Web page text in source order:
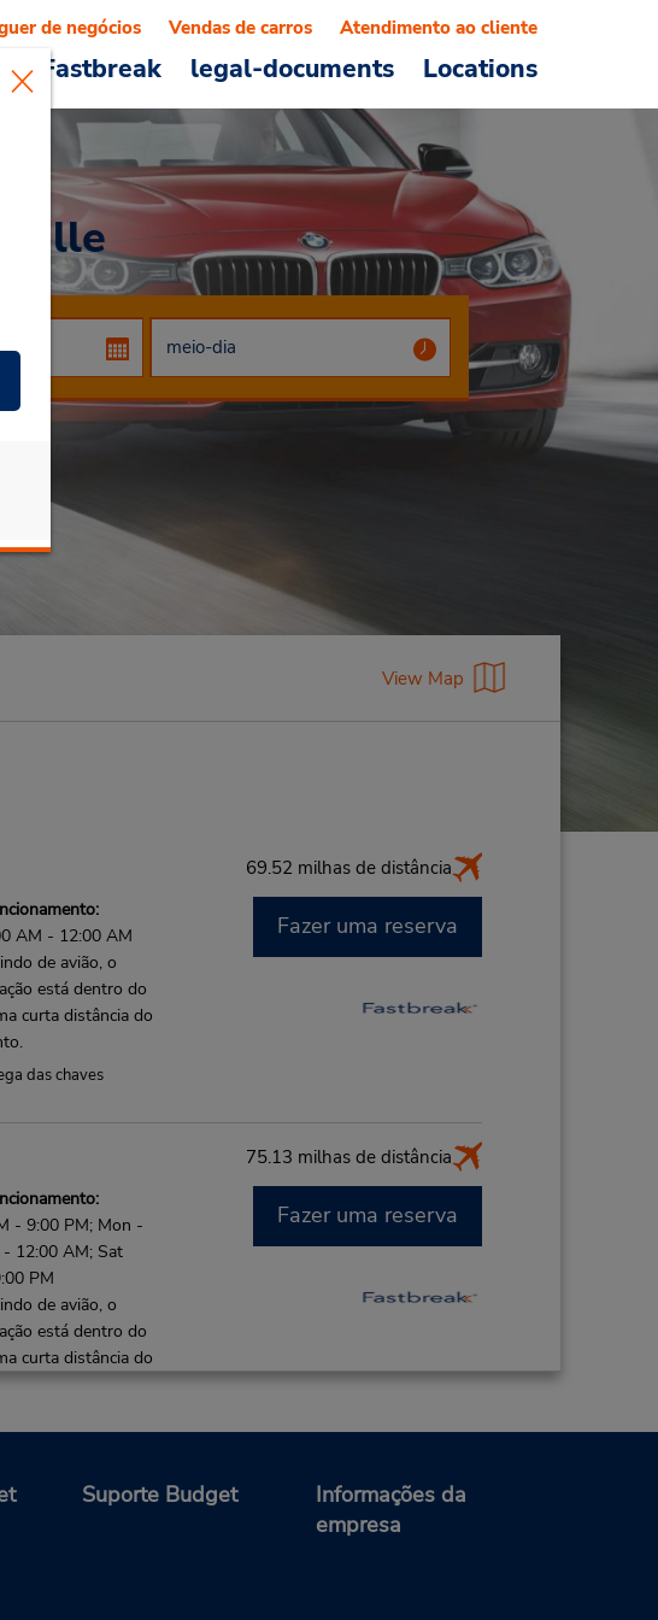
Fastbreak legal-documents Locations
de negócios Vendas de carros Atendimento ao cliente
View Map
69.52 milhas de distância
AM - 12:00 AM
de avião, o
está dentro do
curta distância do
das chaves
Fazer uma reserva
75.13 milhas de distância
- 9:00 PM; Mon -
12:00 AM; Sat
PM
de avião, o
está dentro do
curta distância do
Fazer uma reserva
Fazer uma reserva
Suporte Budget
Informações da
empresa